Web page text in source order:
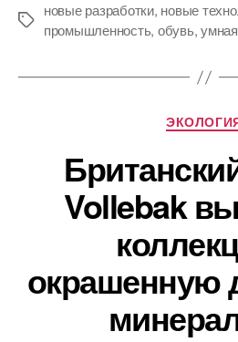
Метки
новые разработки, новые
промышленность, обувь,
Vollebak
окрашенную